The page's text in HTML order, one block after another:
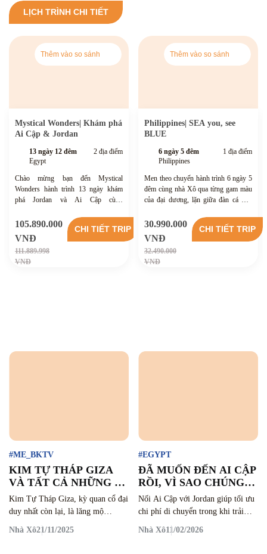
LỊCH TRÌNH CHI TIẾT
Thêm vào so sánh
Mystical Wonders| Khám phá
Ai Cập & Jordan
13 ngày 12 đêm
2 địa điểm
Egypt
Chào mừng bạn đến Mystical
Wonders hành trình 13 ngày khám
phá Jordan và Ai Cập cùng
câu chuyện lịch sử sống động, cảnh
sắc cổ đại đan xen thiên nhiên hùng vĩ
trong nhịp sống Trung Đông.
105.890.000
VNĐ
111.889.998
VNĐ
CHI TIẾT TRIP
Thêm vào so sánh
Philippines| SEA you, see
BLUE
6 ngày 5 đêm
1 địa điểm
Philippines
Men theo chuyến hành trình 6 ngày 5
đêm cùng nhà Xô qua từng gam màu
của đại dương, lặn giữa đàn cá mòi
mập voi ở Sogod, chạm đến cảm giác
tự do khi băng qua cung đường ven
biển lúc bình minh dần hé tại Cebu.
30.990.000
VNĐ
32.490.000
VNĐ
CHI TIẾT TRIP
#ME_BKTV
KIM TỰ THÁP GIZA
VÀ TẤT CẢ NHỮNG GÌ
CHÚNG TA NÊN BIẾT
“TRƯỚC KHI TỚI AI
Kim Tự Tháp Giza, kỳ quan cổ đại
duy nhất còn lại, là lăng mộ
Pharaoh Khufu và minh chứng cho
trí tuệ kiến trúc của người Ai Cập
Nhà Xô21/11/2025
#EGYPT
ĐÃ MUỐN ĐẾN AI CẬP
RỒI, VÌ SAO CHÚNG
TA NÊN ĐI THÊM
JORDAN?
Nối Ai Cập với Jordan giúp tối ưu
chi phí di chuyển trong khi trải
nghiệm lại sâu và khác biệt hơn,
biến một chuyến đi “đã đủ” thành
Nhà Xô11/02/2026